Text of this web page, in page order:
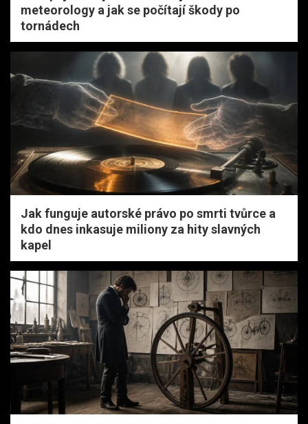
meteorology a jak se počítají škody po
tornádech
Jak funguje autorské právo po smrti tvůrce a
kdo dnes inkasuje miliony za hity slavných
kapel